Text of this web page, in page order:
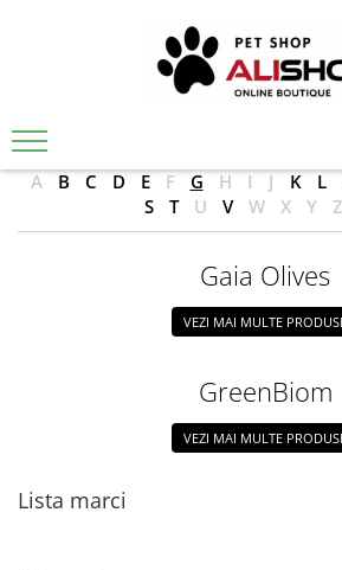
A B C D E F G H I J K L
S
T U V W X Y Z
Gaia Olives
VEZI MAI MULTE
GreenBiom
VEZI MAI MULTE
Lista marci